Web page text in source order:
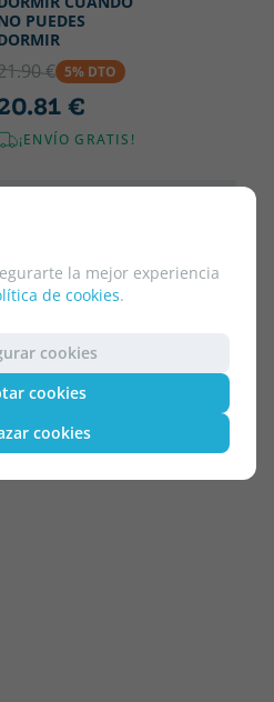
la mejor experiencia
de cookies.
cookies
cookies
cookies
PUEDES
€ 5% DTO
€
¡ENVÍO GRATIS!